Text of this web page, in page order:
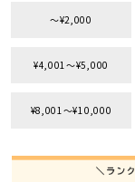
〜¥2,000
¥4,001〜¥5,000
¥8,001〜¥10,000